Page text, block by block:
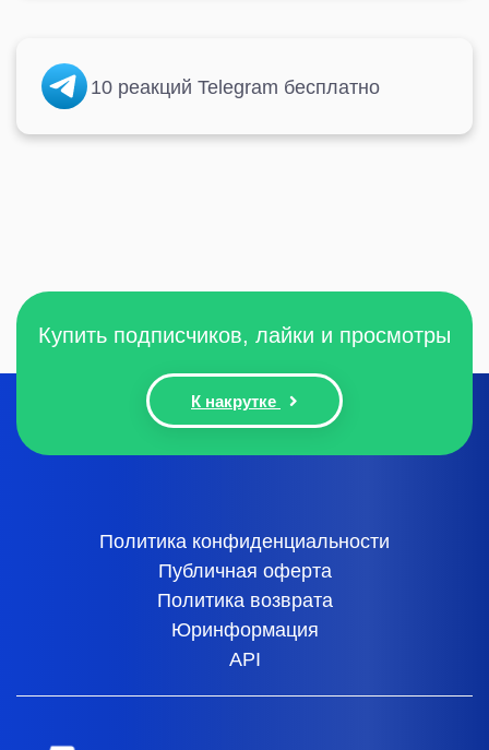
10 реакций Telegram бесплатно
Купить подписчиков, лайки и просмотры
К накрутке
Политика конфиденциальности
Публичная оферта
Политика возврата
Юринформация
API